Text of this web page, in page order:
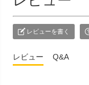
レビューを書く
レビュー Q&A